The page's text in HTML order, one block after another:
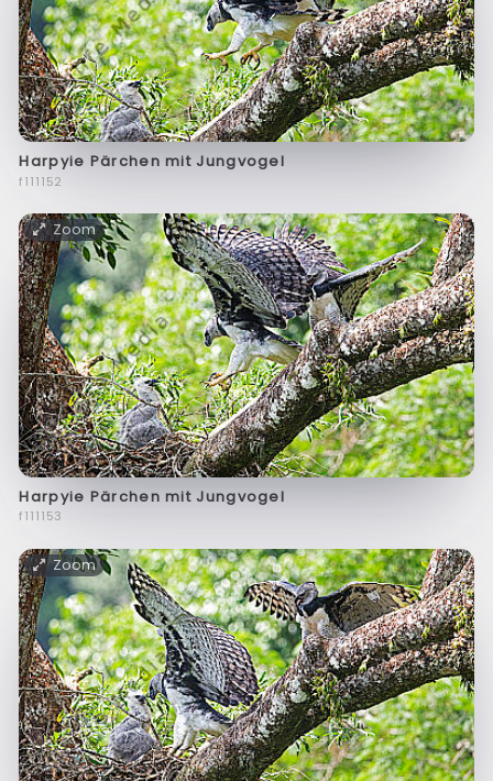
Harpyie Pärchen mit Jungvogel
f111152
Zoom
Harpyie Pärchen mit Jungvogel
f111153
Zoom